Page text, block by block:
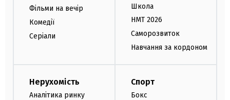
Фільми на вечір
Комедії
Серіали
Школа
НМТ 2026
Саморозвиток
Навчання за кордоном
Нерухомість
Аналітика ринку
Спорт
Бокс